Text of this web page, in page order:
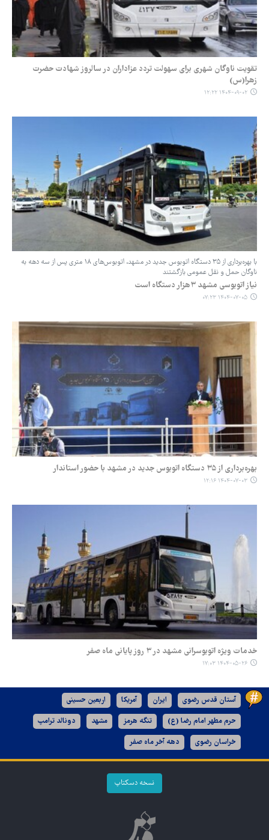
تقویت ناوگان شهری برای سهولت تردد عزاداران در سالروز شهادت حضرت
زهرا(س)
۱۴۰۴-۰۹-۰۲ ۱۲:۲۲
با بهره‌برداری از ۳۵ دستگاه اتوبوس جدید در مشهد، اتوبوس‌های ۱۸ متری پس از سه دهه به
ناوگان حمل‌ و نقل عمومی بازگشتند
نیاز اتوبوسی مشهد ۳هزار دستگاه است
۱۴۰۴-۰۷-۰۵ ۰۷:۲۳
بهره‌برداری از ۳۵ دستگاه اتوبوس جدید در مشهد با حضور استاندار
۱۴۰۴-۰۷-۰۳ ۱۲:۱۶
خدمات ویژه اتوبوسرانی مشهد در ۳ روز پایانی ماه صفر
۱۴۰۴-۰۵-۲۶ ۱۷:۰۳
آستان قدس رضوی ایران آمریکا اربعین حسینی
حرم مطهر امام رضا (ع) تنگه هرمز مشهد دونالد ترامپ
خراسان رضوی دهه آخر ماه صفر
نسخه دسکتاپ